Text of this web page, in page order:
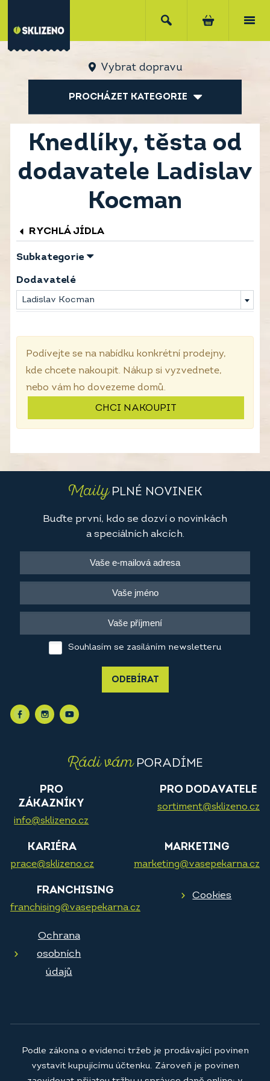
Vybrat dopravu
PROCHÁZET KATEGORIE
Knedlíky, těsta od
dodavatele Ladislav
Kocman
RYCHLÁ JÍDLA
Subkategorie
Dodavatelé
Ladislav Kocman
Podívejte se na nabídku konkrétní prodejny,
kde chcete nakoupit. Nákup si vyzvednete,
nebo vám ho dovezeme domů.
CHCI NAKOUPIT
MailyPLNÉ NOVINEK
Buďte první, kdo se dozví o novinkách
a speciálních akcích.
Souhlasím se zasíláním newsletteru
ODEBÍRAT
Rádi vámPORADÍME
PRO
ZÁKAZNÍKY
info@sklizeno.cz
PRO DODAVATELE
sortiment@sklizeno.cz
KARIÉRA
prace@sklizeno.cz
MARKETING
marketing@vasepekarna.cz
FRANCHISING
franchising@vasepekarna.cz
Cookies
Ochrana
osobních
údajů
Podle zákona o evidenci tržeb je prodávající povinen
vystavit kupujícímu účtenku. Zároveň je povinen